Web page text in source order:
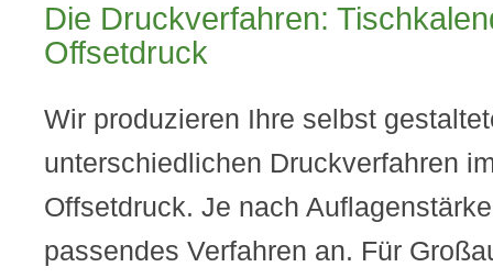
Die Druckverfahren:
Offsetdruck
Wir produzieren Ihre selbst
unterschiedlichen Druckverfahren
Offsetdruck. Je nach
passendes Verfahren an. Für